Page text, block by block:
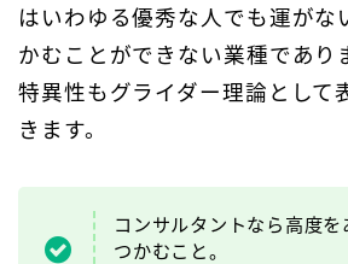
はいわゆる優秀な人でも運がな
かむことができない業種であり
特異性もグライダー理論として
きます。
コンサルタントなら高度
つかむこと。